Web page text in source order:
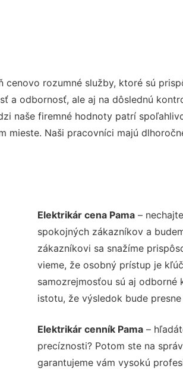
cenovo rozumné služby, ktoré sú
a odbornosť, ale aj na dôslednú
naše firemné hodnoty patrí
Naši pracovníci majú
Elektrikár cena Pama–
spokojných zákazníkov a
zákazníkovi sa snažíme
vieme, že osobný prístup je
samozrejmosťou sú aj
istotu, že výsledok bude
Elektrikár cenník Pama–
precíznosti? Potom ste na
garantujeme vám vysokú